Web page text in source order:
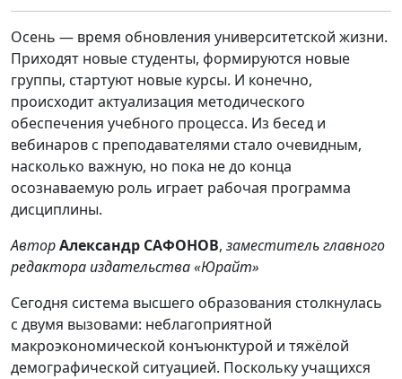
Осень — время обновления университетской жизни.
Приходят новые студенты, формируются новые
группы, стартуют новые курсы. И конечно,
происходит актуализация методического
обеспечения учебного процесса. Из бесед и
вебинаров с преподавателями стало очевидным,
насколько важную, но пока не до конца
осознаваемую роль играет рабочая программа
дисциплины.
АвторАлександр САФОНОВ, заместитель главного
редактора издательства «Юрайт»
Сегодня система высшего образования столкнулась
с двумя вызовами: неблагоприятной
макроэкономической конъюнктурой и тяжёлой
демографической ситуацией. Поскольку учащихся